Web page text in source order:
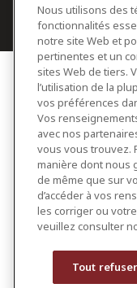
Nous utilisons des
fonctionnalités
notre site Web et
pertinentes et un
sites Web de tiers.
l’utilisation de la
vos préférences
Vos
avec nos
vous vous trouvez.
manière dont nous
de même que sur
d’accéder à vos
les corriger ou
veuillez consulter
Tout refuser